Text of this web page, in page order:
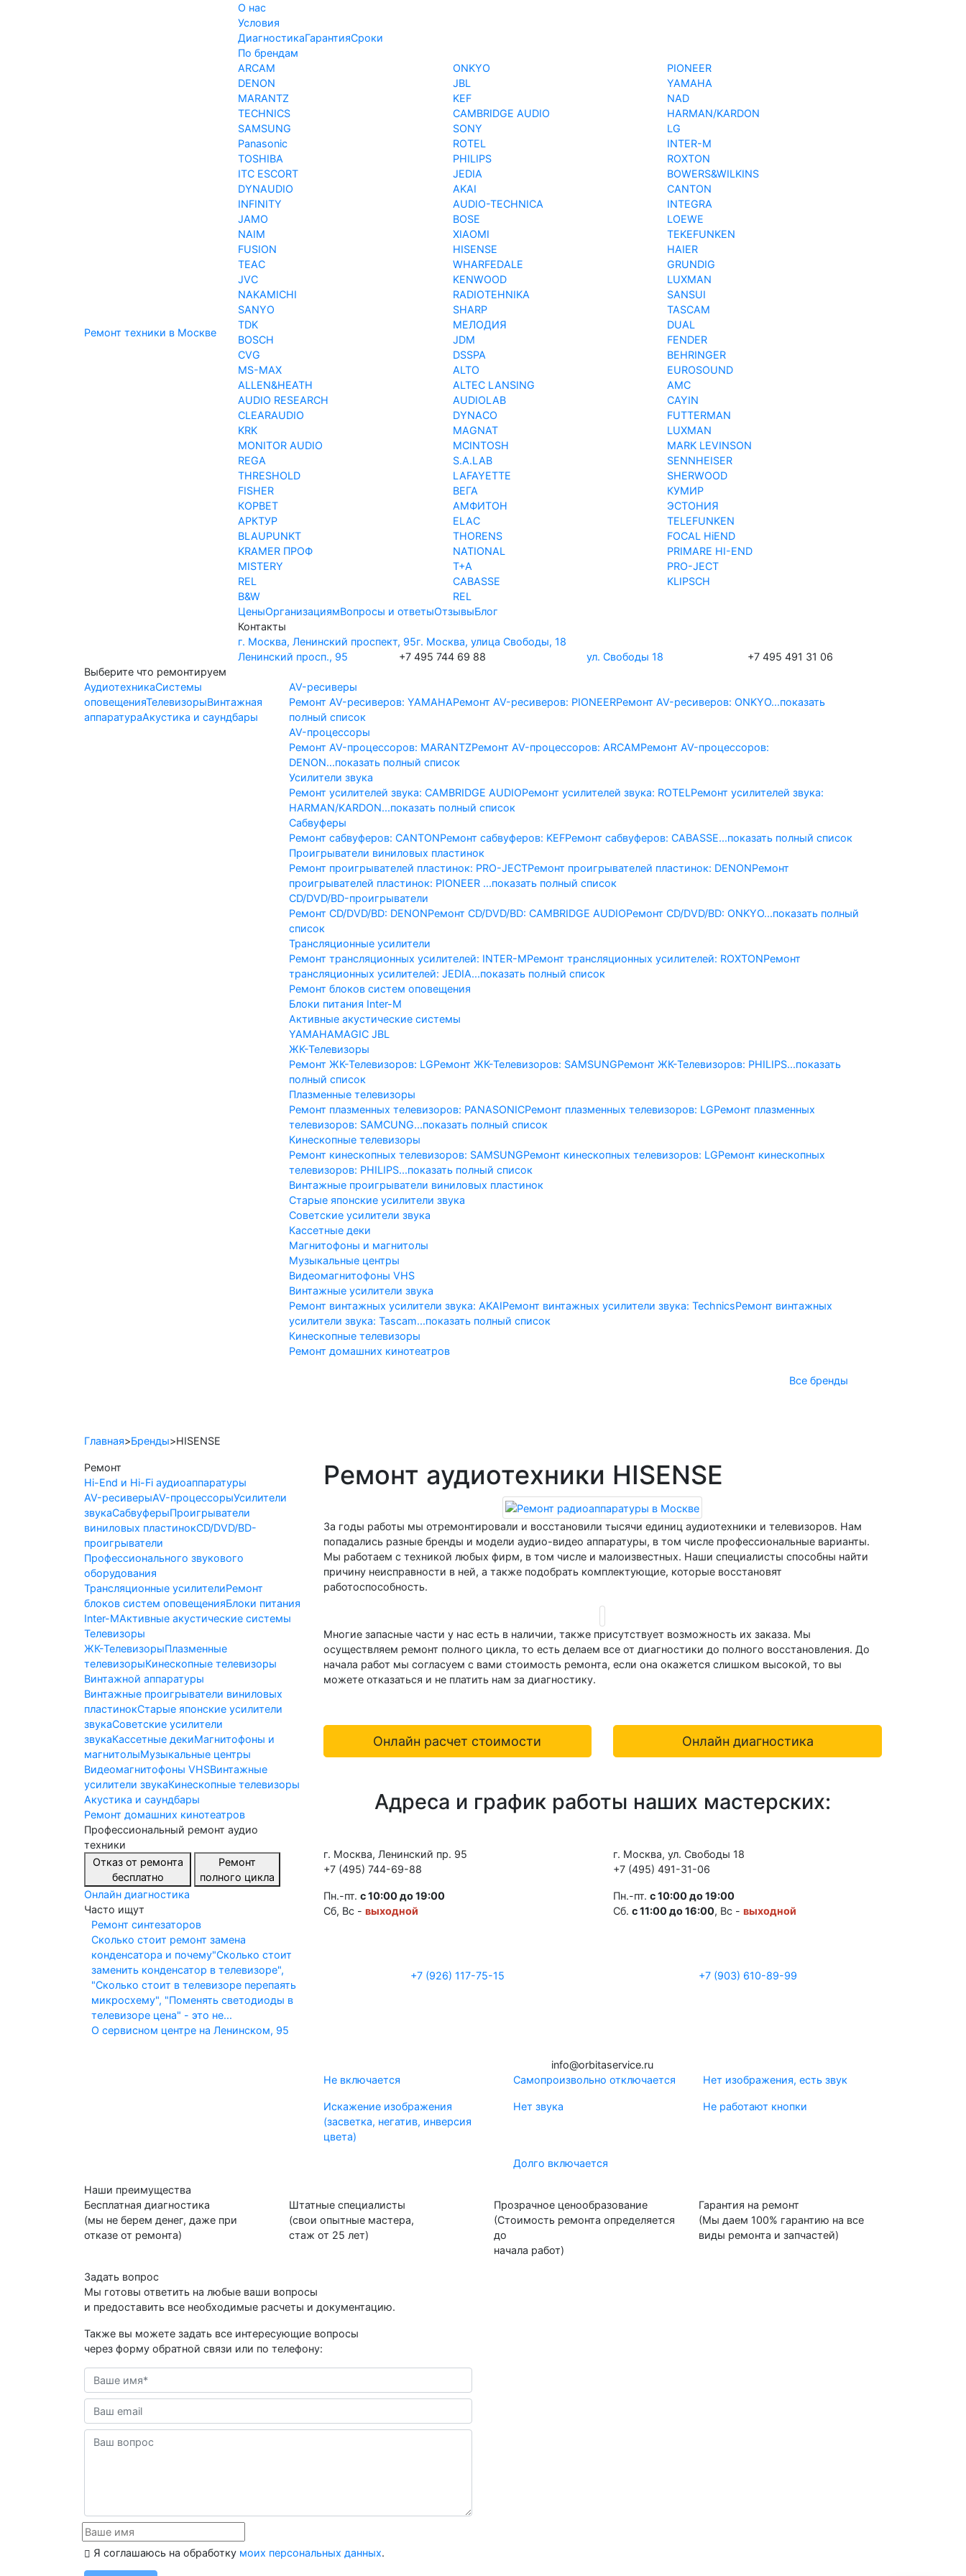
Ремонт техники в Москве
О нас
Условия
ДиагностикаГарантияСроки
По брендам
ARCAM
ONKYO
PIONEER
DENON
JBL
YAMAHA
MARANTZ
KEF
NAD
TECHNICS
CAMBRIDGE AUDIO
HARMAN/KARDON
SAMSUNG
SONY
LG
Panasonic
ROTEL
INTER-M
TOSHIBA
PHILIPS
ROXTON
ITC ESCORT
JEDIA
BOWERS&WILKINS
DYNAUDIO
AKAI
CANTON
INFINITY
AUDIO-TECHNICA
INTEGRA
JAMO
BOSE
LOEWE
NAIM
XIAOMI
TEKEFUNKEN
FUSION
HISENSE
HAIER
TEAC
WHARFEDALE
GRUNDIG
JVC
KENWOOD
LUXMAN
NAKAMICHI
RADIOTEHNIKA
SANSUI
SANYO
SHARP
TASCAM
TDK
МЕЛОДИЯ
DUAL
BOSCH
JDM
FENDER
CVG
DSSPA
BEHRINGER
MS-MAX
ALTO
EUROSOUND
ALLEN&HEATH
ALTEC LANSING
AMC
AUDIO RESEARCH
AUDIOLAB
CAYIN
CLEARAUDIO
DYNACO
FUTTERMAN
KRK
MAGNAT
LUXMAN
MONITOR AUDIO
MCINTOSH
MARK LEVINSON
REGA
S.A.LAB
SENNHEISER
THRESHOLD
LAFAYETTE
SHERWOOD
FISHER
ВЕГА
КУМИР
КОРВЕТ
АМФИТОН
ЭСТОНИЯ
АРКТУР
ELAC
TELEFUNKEN
BLAUPUNKT
THORENS
FOCAL HiEND
KRAMER ПРОФ
NATIONAL
PRIMARE HI-END
MISTERY
T+A
PRO-JECT
REL
CABASSE
KLIPSCH
B&W
REL
ЦеныОрганизациямВопросы и ответыОтзывыБлог
Контакты
г. Москва, Ленинский проспект, 95г. Москва, улица Свободы, 18
Ленинский просп., 95
+7 495 744 69 88 ул. Свободы 18
+7 495 491 31 06
Выберите что ремонтируем
АудиотехникаСистемы
оповещенияТелевизорыВинтажная
аппаратураАкустика и саундбары
AV-ресиверы
Ремонт AV-реcиверов: YAMAHAРемонт AV-реcиверов: PIONEERРемонт AV-реcиверов: ONKYO...показать
полный список
AV-процессоры
Ремонт AV-процессоров: MARANTZРемонт AV-процессоров: ARCAMРемонт AV-процессоров:
DENON...показать полный список
Усилители звука
Ремонт усилителей звука: CAMBRIDGE AUDIOРемонт усилителей звука: ROTELРемонт усилителей звука:
HARMAN/KARDON...показать полный список
Сабвуферы
Ремонт сабвуферов: CANTONРемонт сабвуферов: KEFРемонт сабвуферов: CABASSE...показать полный список
Проигрыватели виниловых пластинок
Ремонт проигрывателей пластинок: PRO-JECTРемонт проигрывателей пластинок: DENONРемонт
проигрывателей пластинок: PIONEER ...показать полный список
CD/DVD/BD-проигрыватели
Ремонт CD/DVD/BD: DENONРемонт CD/DVD/BD: CAMBRIDGE AUDIOРемонт CD/DVD/BD: ONKYO...показать полный
список
Трансляционные усилители
Ремонт трансляционных усилителей: INTER-MРемонт трансляционных усилителей: ROXTONРемонт
трансляционных усилителей: JEDIA...показать полный список
Ремонт блоков систем оповещения
Блоки питания Inter-M
Активные акустические системы
YAMAHAMAGIC JBL
ЖК-Телевизоры
Ремонт ЖК-Телевизоров: LGРемонт ЖК-Телевизоров: SAMSUNGРемонт ЖК-Телевизоров: PHILIPS...показать
полный список
Плазменные телевизоры
Ремонт плазменных телевизоров: PANASONICРемонт плазменных телевизоров: LGРемонт плазменных
телевизоров: SAMCUNG...показать полный список
Кинескопные телевизоры
Ремонт кинескопных телевизоров: SAMSUNGРемонт кинескопных телевизоров: LGРемонт кинескопных
телевизоров: PHILIPS...показать полный список
Винтажные проигрыватели виниловых пластинок
Старые японские усилители звука
Советские усилители звука
Кассетные деки
Магнитофоны и магнитолы
Музыкальные центры
Видеомагнитофоны VHS
Винтажные усилители звука
Ремонт винтажных усилители звука: AKAIРемонт винтажных усилители звука: TechnicsРемонт винтажных
усилители звука: Tascam...показать полный список
Кинескопные телевизоры
Ремонт домашних кинотеатров
Все бренды
Главная>Бренды>HISENSE
Ремонт
Hi-End и Hi-Fi аудиоаппаратуры
AV-ресиверыAV-процессорыУсилители
звукаСабвуферыПроигрыватели
виниловых пластинокCD/DVD/BD-
проигрыватели
Профессионального звукового
оборудования
Трансляционные усилителиРемонт
блоков систем оповещенияБлоки питания
Inter-MАктивные акустические системы
Телевизоры
ЖК-ТелевизорыПлазменные
телевизорыКинескопные телевизоры
Винтажной аппаратуры
Винтажные проигрыватели виниловых
пластинокСтарые японские усилители
звукаСоветские усилители
звукаКассетные декиМагнитофоны и
магнитолыМузыкальные центры
Видеомагнитофоны VHSВинтажные
усилители звукаКинескопные телевизоры
Акустика и саундбары
Ремонт домашних кинотеатров
Профессиональный ремонт аудио
техники
Отказ от ремонта
бесплатно
Ремонт
полного цикла
Онлайн диагностика
Часто ищут
Ремонт синтезаторов
Сколько стоит ремонт замена
конденсатора и почему"Сколько стоит
заменить конденсатор в телевизоре",
"Сколько стоит в телевизоре перепаять
микросхему", "Поменять светодиоды в
телевизоре цена" - это не...
О сервисном центре на Ленинском, 95
Ремонт аудиотехники HISENSE
За годы работы мы отремонтировали и восстановили тысячи единиц аудиотехники и телевизоров. Нам
попадались разные бренды и модели аудио-видео аппаратуры, в том числе профессиональные варианты.
Мы работаем с техникой любых фирм, в том числе и малоизвестных. Наши специалисты способны найти
причину неисправности в ней, а также подобрать комплектующие, которые восстановят
работоспособность.
Многие запасные части у нас есть в наличии, также присутствует возможность их заказа. Мы
осуществляем ремонт полного цикла, то есть делаем все от диагностики до полного восстановления. До
начала работ мы согласуем с вами стоимость ремонта, если она окажется слишком высокой, то вы
можете отказаться и не платить нам за диагностику.
Онлайн расчет стоимости Онлайн диагностика
Адреса и график работы наших мастерских:
г. Москва, Ленинский пр. 95
+7 (495) 744-69-88
Пн.-пт. с 10:00 до 19:00
Сб, Вс - выходной
+7 (926) 117-75-15
г. Москва, ул. Свободы 18
+7 (495) 491-31-06
Пн.-пт.с 10:00 до 19:00
Сб.с 11:00 до 16:00, Вс -выходной
+7 (903) 610-89-99
info@orbitaservice.ru
Не включается
Самопроизвольно отключается Нет изображения, есть звук
Искажение изображения
(засветка, негатив, инверсия
цвета)
Нет звука Не работают кнопки
Долго включается
Наши преимущества
Бесплатная диагностика
(мы не берем денег, даже при
отказе от ремонта)
Штатные специалисты
(свои опытные мастера,
стаж от 25 лет)
Прозрачное ценообразование
(Стоимость ремонта определяется
до
начала работ)
Гарантия на ремонт
(Мы даем 100% гарантию на все
виды ремонта и запчастей)
Задать вопрос
Мы готовы ответить на любые ваши вопросы
и предоставить все необходимые расчеты и документацию.
Также вы можете задать все интересующие вопросы
через форму обратной связи или по телефону:
Я соглашаюсь на обработку моих персональных данных.